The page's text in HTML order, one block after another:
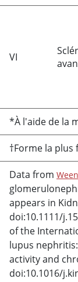
VI
*À l'aide de la
†Forme la plus
Data from
appears in
doi:10.1111/
of the
lupus
activity and
doi:10.1016/